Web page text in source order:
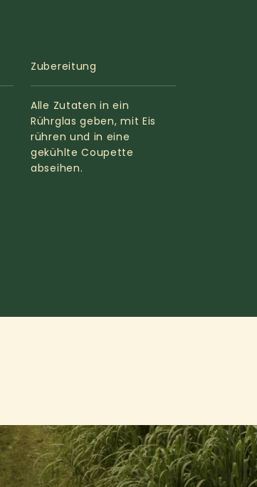
Zubereitung
Alle Zutaten in ein
Rührglas geben, mit Eis
rühren und in eine
gekühlte Coupette
abseihen.